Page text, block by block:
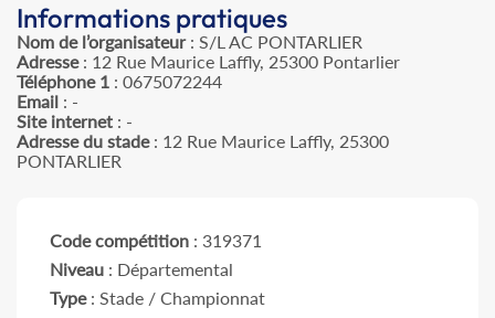
Informations pratiques
Nom de l’organisateur: S/L AC PONTARLIER
Adresse: 12 Rue Maurice Laffly, 25300 Pontarlier
Téléphone 1 : 0675072244
Email : -
Site internet : -
Adresse du stade: 12 Rue Maurice Laffly, 25300
PONTARLIER
Code compétition : 319371
Niveau : Départemental
Type: Stade / Championnat